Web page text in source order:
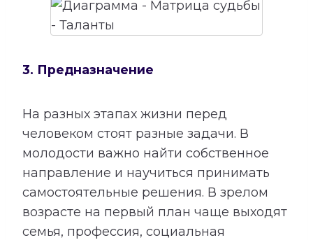
3. Предназначение
На разных этапах жизни перед
человеком стоят разные задачи. В
молодости важно найти собственное
направление и научиться принимать
самостоятельные решения. В зрелом
возрасте на первый план чаще выходят
семья, профессия, социальная